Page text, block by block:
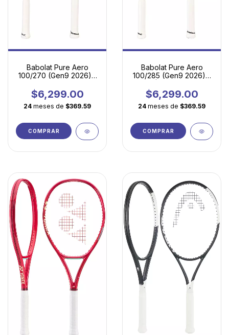
Babolat Pure Aero
100/270 (Gen9 2026) |
Moderno en Versión
Ultraligera
$6,299.00
24 meses de $369.59
COMPRAR
Babolat Pure Aero
100/285 (Gen9 2026) -
Moderno
$6,299.00
24 meses de $369.59
COMPRAR